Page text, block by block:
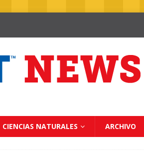
CIENCIAS NATURALES ARCHIVO